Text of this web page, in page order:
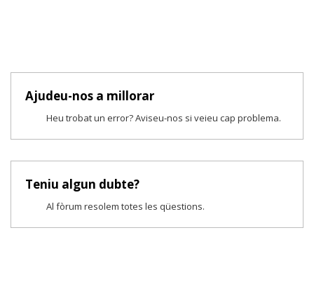
Ajudeu-nos a millorar
Heu trobat un error? Aviseu-nos si veieu cap problema.
Teniu algun dubte?
Al fòrum resolem totes les qüestions.